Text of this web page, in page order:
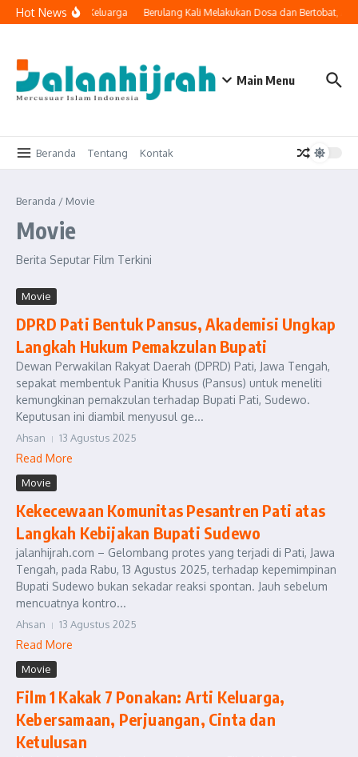
Lewati ke konten
Hot News
Masuk ke Ruang Keluarga Berulang Kali Melakukan Dosa dan Bertobat,
Main Menu
Beranda Tentang Kontak
Beranda / Movie
Movie
Berita Seputar Film Terkini
Movie
DPRD Pati Bentuk Pansus, Akademisi Ungkap
Langkah Hukum Pemakzulan Bupati
Dewan Perwakilan Rakyat Daerah (DPRD) Pati, Jawa Tengah,
sepakat membentuk Panitia Khusus (Pansus) untuk meneliti
kemungkinan pemakzulan terhadap Bupati Pati, Sudewo.
Keputusan ini diambil menyusul ge...
Ahsan 13 Agustus 2025
Read More
Movie
Kekecewaan Komunitas Pesantren Pati atas
Langkah Kebijakan Bupati Sudewo
jalanhijrah.com – Gelombang protes yang terjadi di Pati, Jawa
Tengah, pada Rabu, 13 Agustus 2025, terhadap kepemimpinan
Bupati Sudewo bukan sekadar reaksi spontan. Jauh sebelum
mencuatnya kontro...
Ahsan 13 Agustus 2025
Read More
Movie
Film 1 Kakak 7 Ponakan: Arti Keluarga,
Kebersamaan, Perjuangan, Cinta dan
Ketulusan